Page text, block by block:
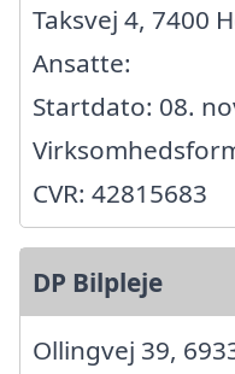
Taksvej 4, 7400
Ansatte:
Startdato: 08.
CVR: 42815683
DP Bilpleje
Ollingvej 39,